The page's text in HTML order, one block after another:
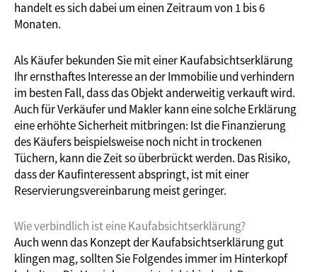
handelt es sich dabei um einen Zeitraum von 1 bis 6
Monaten.
Als Käufer bekunden Sie mit einer Kaufabsichtserklärung
Ihr ernsthaftes Interesse an der Immobilie und verhindern
im besten Fall, dass das Objekt anderweitig verkauft wird.
Auch für Verkäufer und Makler kann eine solche Erklärung
eine erhöhte Sicherheit mitbringen: Ist die Finanzierung
des Käufers beispielsweise noch nicht in trockenen
Tüchern, kann die Zeit so überbrückt werden. Das Risiko,
dass der Kaufinteressent abspringt, ist mit einer
Reservierungsvereinbarung meist geringer.
Wie verbindlich ist eine Kaufabsichtserklärung?
Auch wenn das Konzept der Kaufabsichtserklärung gut
klingen mag, sollten Sie Folgendes immer im Hinterkopf